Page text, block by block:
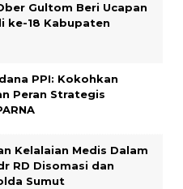
Gultom Beri Ucapan
ke-18 Kabupaten
PPI: Kokohkan
Peran Strategis
Kelalaian Medis Dalam
RD Disomasi dan
Sumut